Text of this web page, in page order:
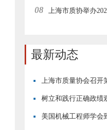
工作集团型会员企业在
08 上海市质协举办
最新动态
上海市质量协会召
四次会议
树立和践行正确政绩
育成果
美国机械工程师学会